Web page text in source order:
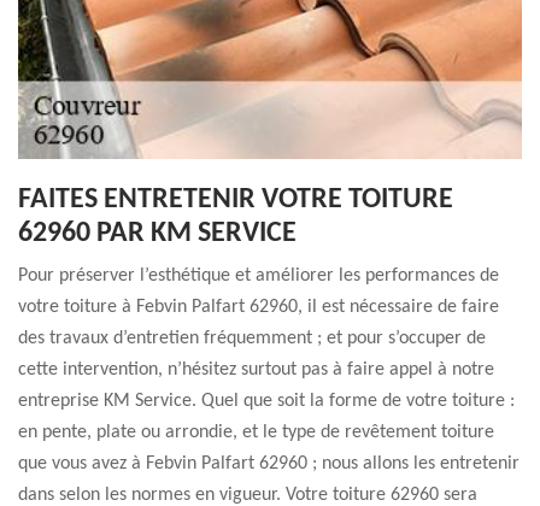
FAITES ENTRETENIR VOTRE TOITURE
62960 PAR KM SERVICE
Pour préserver l’esthétique et améliorer les performances de
votre toiture à Febvin Palfart 62960, il est nécessaire de faire
des travaux d’entretien fréquemment ; et pour s’occuper de
cette intervention, n’hésitez surtout pas à faire appel à notre
entreprise KM Service. Quel que soit la forme de votre toiture :
en pente, plate ou arrondie, et le type de revêtement toiture
que vous avez à Febvin Palfart 62960 ; nous allons les entretenir
dans selon les normes en vigueur. Votre toiture 62960 sera